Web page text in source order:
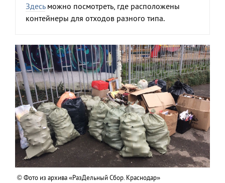
Здесьможно посмотреть, где расположены
контейнеры для отходов разного типа.
© Фото из архива «РазДельный Сбор. Краснодар»